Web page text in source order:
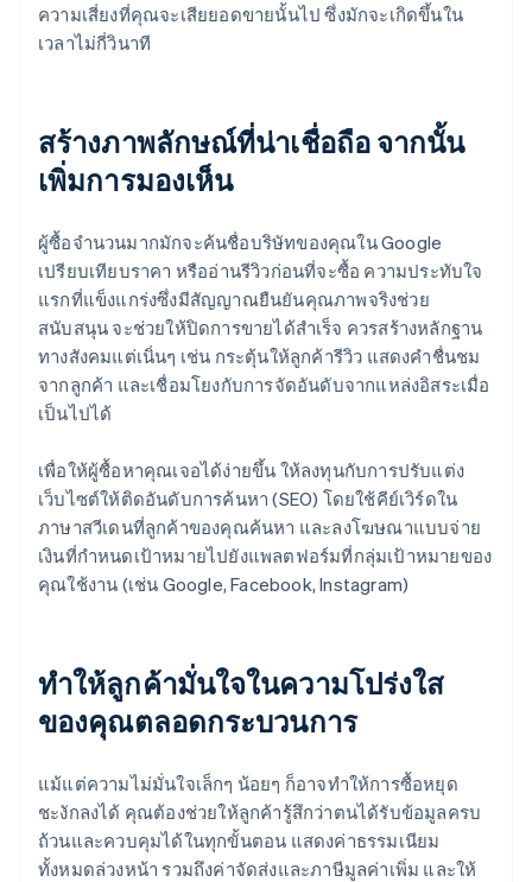
ความเสี่ยงที่คุณจะเสียยอดขายนั้นไป ซึ่งมักจะเกิดขึ้นใน
เวลาไม่กี่วินาที
สร้างภาพลักษณ์ที่น่าเชื่อถือ จากนั้น
เพิ่มการมองเห็น
ผู้ซื้อจำนวนมากมักจะค้นชื่อบริษัทของคุณใน Google
เปรียบเทียบราคา หรืออ่านรีวิวก่อนที่จะซื้อ ความประทับใจ
แรกที่แข็งแกร่งซึ่งมีสัญญาณยืนยันคุณภาพจริงช่วย
สนับสนุน จะช่วยให้ปิดการขายได้สำเร็จ ควรสร้างหลักฐาน
ทางสังคมแต่เนิ่นๆ เช่น กระตุ้นให้ลูกค้ารีวิว แสดงคำชื่นชม
จากลูกค้า และเชื่อมโยงกับการจัดอันดับจากแหล่งอิสระเมื่อ
เป็นไปได้
เพื่อให้ผู้ซื้อหาคุณเจอได้ง่ายขึ้น ให้ลงทุนกับการปรับแต่ง
เว็บไซต์ให้ติดอันดับการค้นหา (SEO) โดยใช้คีย์เวิร์ดใน
ภาษาสวีเดนที่ลูกค้าของคุณค้นหา และลงโฆษณาแบบจ่าย
เงินที่กำหนดเป้าหมายไปยังแพลตฟอร์มที่กลุ่มเป้าหมายของ
คุณใช้งาน (เช่น Google, Facebook, Instagram)
ทำให้ลูกค้ามั่นใจในความโปร่งใส
ของคุณตลอดกระบวนการ
แม้แต่ความไม่มั่นใจเล็กๆ น้อยๆ ก็อาจทำให้การซื้อหยุด
ชะงักลงได้ คุณต้องช่วยให้ลูกค้ารู้สึกว่าตนได้รับข้อมูลครบ
ถ้วนและควบคุมได้ในทุกขั้นตอน แสดงค่าธรรมเนียม
ทั้งหมดล่วงหน้า รวมถึงค่าจัดส่งและภาษีมูลค่าเพิ่ม และให้